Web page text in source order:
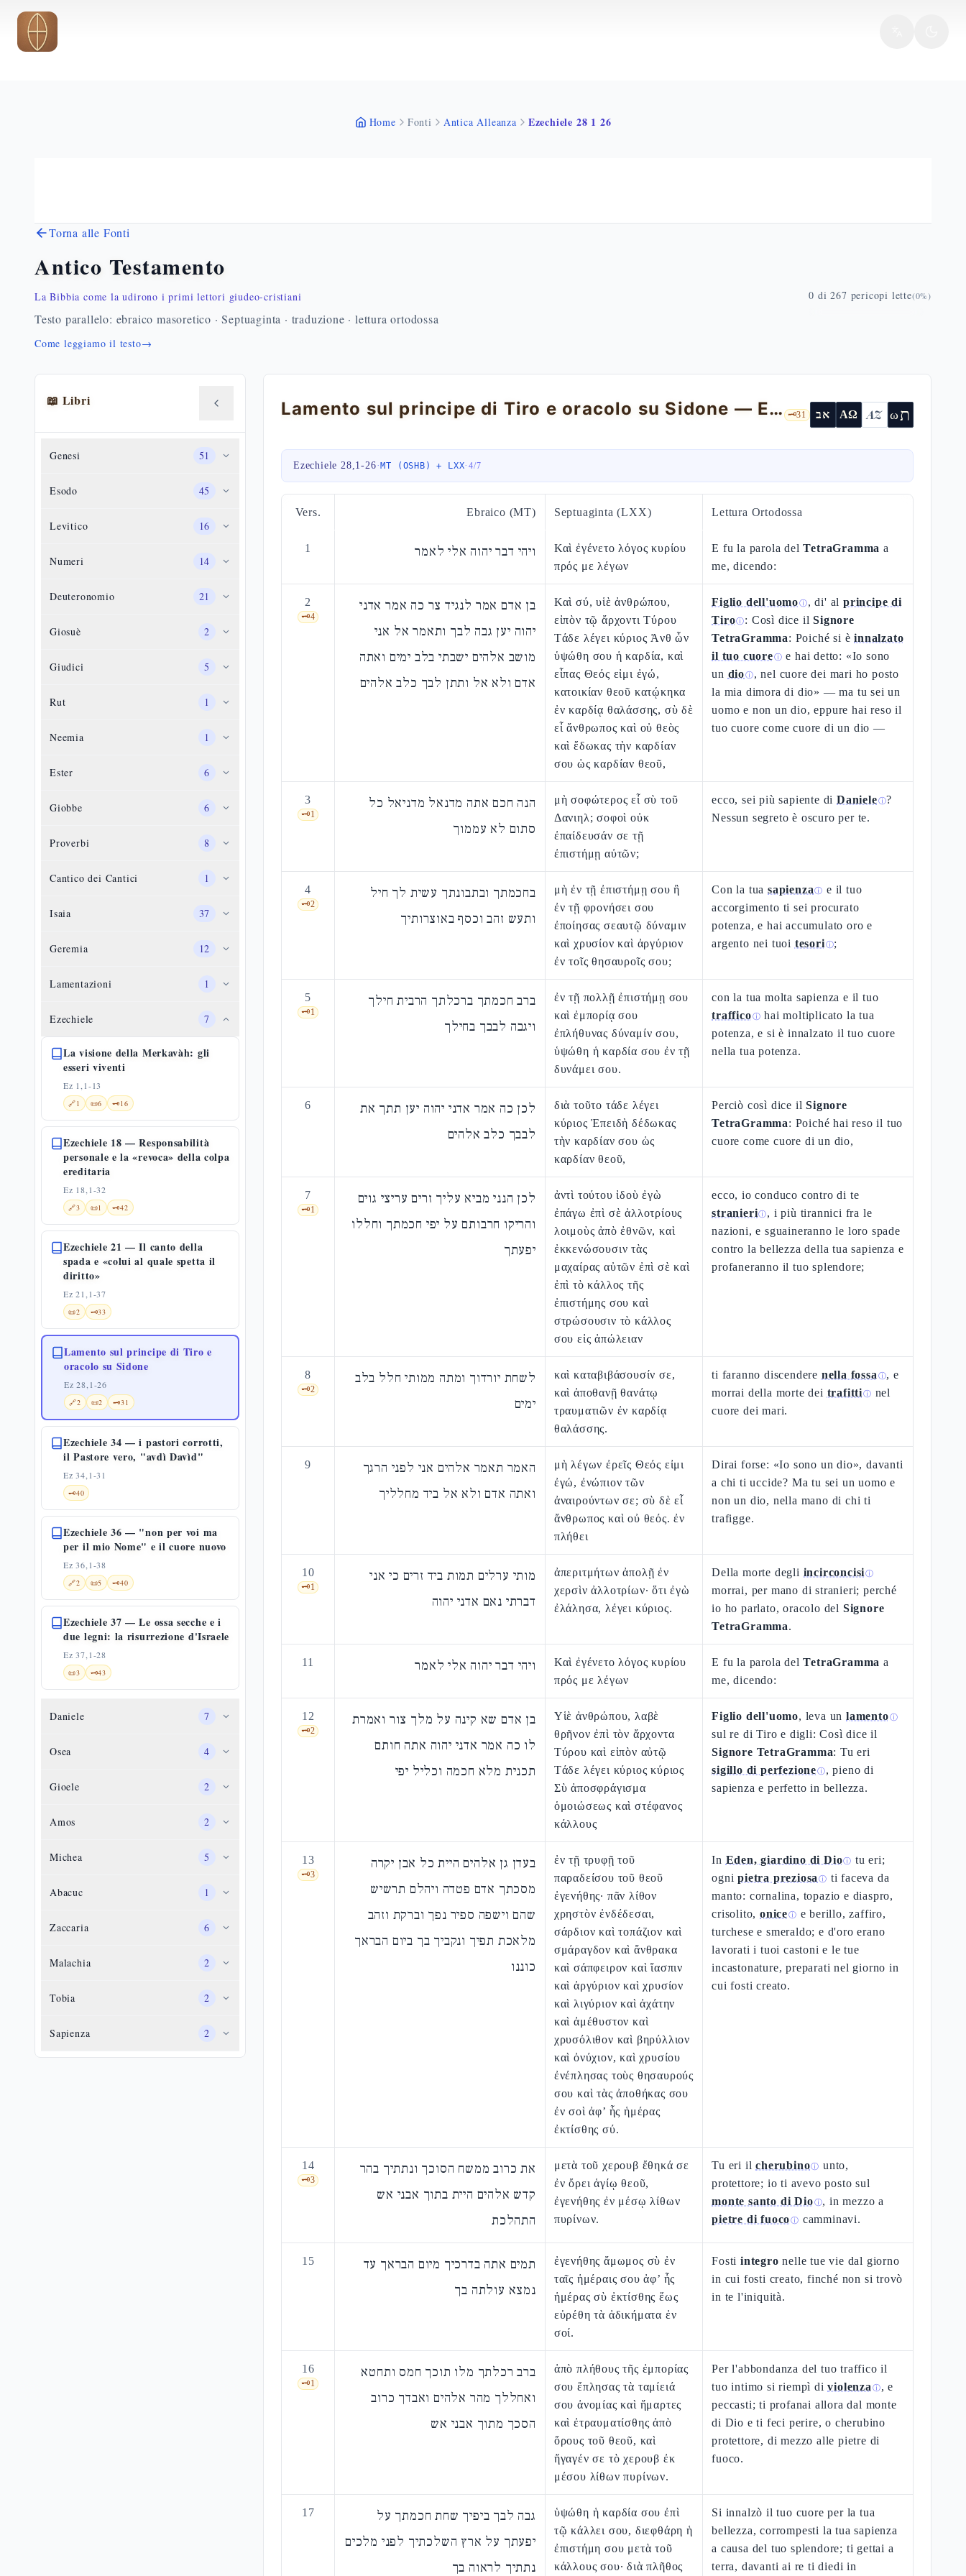
Vai al contenuto principale
Home Fonti Antica Alleanza Ezechiele 28 1 26
Torna alle Fonti
Antico Testamento
La Bibbia come la udirono i primi lettori giudeo-cristiani
Testo parallelo: ebraico masoretico · Septuaginta · traduzione · lettura ortodossa
Come leggiamo il testo→
0 di 267 pericopi lette(0%)
📖 Libri
Genesi 51
Esodo 45
Levitico 16
Numeri 14
Deuteronomio 21
Giosuè 2
Giudici 5
Rut 1
Neemia 1
Ester 6
Giobbe 6
Proverbi 8
Cantico dei Cantici 1
Isaia 37
Geremia 12
Lamentazioni 1
Ezechiele 7
La visione della Merkavàh: gli
esseri viventi
Ez 1,1-13
🔗1 📜6 🗝️16
Ezechiele 18 — Responsabilità
personale e la «revoca» della colpa
ereditaria
Ez 18,1-32
🔗3 📜1 🗝️42
Ezechiele 21 — Il canto della
spada e «colui al quale spetta il
diritto»
Ez 21,1-37
📜2 🗝️33
Lamento sul principe di Tiro e
oracolo su Sidone
Ez 28,1-26
🔗2 📜2 🗝️31
Ezechiele 34 — i pastori corrotti,
il Pastore vero, "avdì Davìd"
Ez 34,1-31
🗝️40
Ezechiele 36 — "non per voi ma
per il mio Nome" e il cuore nuovo
Ez 36,1-38
🔗2 📜5 🗝️40
Ezechiele 37 — Le ossa secche e i
due legni: la risurrezione d'Israele
Ez 37,1-28
📜3 🗝️43
Daniele 7
Osea 4
Gioele 2
Amos 2
Michea 5
Abacuc 1
Zaccaria 6
Malachia 2
Tobia 2
Sapienza 2
Lamento sul principe di Tiro e oracolo su Sidone — Ez 28,1-26 🗝️31 אב ΑΩ AZ ωת
Ezechiele 28,1-26·MT (OSHB) + LXX·4/7
Vers. Ebraico (MT) Septuaginta (LXX) Lettura Ortodossa
1 ויהי דבר יהוה אלי לאמר
Καὶ ἐγένετο λόγος κυρίου
πρός με λέγων
E fu la parola delTetraGramma a
me, dicendo:
2
🗝️4
בן אדם אמר לנגיד צר כה אמר אדני
יהוה יען גבה לבך ותאמר אל אני
מושב אלהים ישבתי בלב ימים ואתה
אדם ולא אל ותתן לבך כלב אלהים
Καὶ σύ, υἱὲ ἀνθρώπου,
εἰπὸν τῷ ἄρχοντι Τύρου
Τάδε λέγει κύριος Ἀνθ ὧν
ὑψώθη σου ἡ καρδία, καὶ
εἶπας Θεός εἰμι ἐγώ,
κατοικίαν θεοῦ κατῴκηκα
ἐν καρδίᾳ θαλάσσης, σὺ δὲ
εἶ ἄνθρωπος καὶ οὐ θεὸς
καὶ ἔδωκας τὴν καρδίαν
σου ὡς καρδίαν θεοῦ,
Figlio dell'uomoⓘ, di' alprincipe di
Tiroⓘ: Così dice ilSignore
TetraGramma: Poiché si èinnalzato
il tuo cuoreⓘ e hai detto: «Io sono
un dioⓘ, nel cuore dei mari ho posto
la mia dimora di dio» — ma tu sei un
uomo e non un dio, eppure hai reso il
tuo cuore come cuore di un dio —
3
🗝️1
הנה חכם אתה מדנאל מדניאל כל
סתום לא עממוך
μὴ σοφώτερος εἶ σὺ τοῦ
Δανιηλ; σοφοὶ οὐκ
ἐπαίδευσάν σε τῇ
ἐπιστήμῃ αὐτῶν;
ecco, sei più sapiente diDanieleⓘ?
Nessun segreto è oscuro per te.
4
🗝️2
בחכמתך ובתבונתך עשית לך חיל
ותעש זהב וכסף באוצרותיך
μὴ ἐν τῇ ἐπιστήμῃ σου ἢ
ἐν τῇ φρονήσει σου
ἐποίησας σεαυτῷ δύναμιν
καὶ χρυσίον καὶ ἀργύριον
ἐν τοῖς θησαυροῖς σου;
Con la tuasapienza ⓘ e il tuo
accorgimento ti sei procurato
potenza, e hai accumulato oro e
argento nei tuoi tesoriⓘ;
5
🗝️1
ברב חכמתך ברכלתך הרבית חילך
ויגבה לבבך בחילך
ἐν τῇ πολλῇ ἐπιστήμῃ σου
καὶ ἐμπορίᾳ σου
ἐπλήθυνας δύναμίν σου,
ὑψώθη ἡ καρδία σου ἐν τῇ
δυνάμει σου.
con la tua molta sapienza e il tuo
trafficoⓘ hai moltiplicato la tua
potenza, e si è innalzato il tuo cuore
nella tua potenza.
6
לכן כה אמר אדני יהוה יען תתך את
לבבך כלב אלהים
διὰ τοῦτο τάδε λέγει
κύριος Ἐπειδὴ δέδωκας
τὴν καρδίαν σου ὡς
καρδίαν θεοῦ,
Perciò così dice ilSignore
TetraGramma: Poiché hai reso il tuo
cuore come cuore di un dio,
7
🗝️1
לכן הנני מביא עליך זרים עריצי גוים
והריקו חרבותם על יפי חכמתך וחללו
יפעתך
ἀντὶ τούτου ἰδοὺ ἐγὼ
ἐπάγω ἐπὶ σὲ ἀλλοτρίους
λοιμοὺς ἀπὸ ἐθνῶν, καὶ
ἐκκενώσουσιν τὰς
μαχαίρας αὐτῶν ἐπὶ σὲ καὶ
ἐπὶ τὸ κάλλος τῆς
ἐπιστήμης σου καὶ
στρώσουσιν τὸ κάλλος
σου εἰς ἀπώλειαν
ecco, io conduco contro di te
stranieriⓘ, i più tirannici fra le
nazioni, e sguaineranno le loro spade
contro la bellezza della tua sapienza e
profaneranno il tuo splendore;
8
🗝️2
לשחת יורדוך ומתה ממותי חלל בלב
ימים
καὶ καταβιβάσουσίν σε,
καὶ ἀποθανῇ θανάτῳ
τραυματιῶν ἐν καρδίᾳ
θαλάσσης.
ti faranno discendere nella fossa ⓘ, e
morrai della morte dei trafittiⓘ nel
cuore dei mari.
9
האמר תאמר אלהים אני לפני הרגך
ואתה אדם ולא אל ביד מחלליך
μὴ λέγων ἐρεῖς Θεός εἰμι
ἐγώ, ἐνώπιον τῶν
ἀναιρούντων σε; σὺ δὲ εἶ
ἄνθρωπος καὶ οὐ θεός. ἐν
πλήθει
Dirai forse: «Io sono un dio», davanti
a chi ti uccide? Ma tu sei un uomo e
non un dio, nella mano di chi ti
trafigge.
10
🗝️1
מותי ערלים תמות ביד זרים כי אני
דברתי נאם אדני יהוה
ἀπεριτμήτων ἀπολῇ ἐν
χερσὶν ἀλλοτρίων· ὅτι ἐγὼ
ἐλάλησα, λέγει κύριος.
Della morte degli incirconcisiⓘ
morrai, per mano di stranieri; perché
io ho parlato, oracolo del Signore
TetraGramma.
11 ויהי דבר יהוה אלי לאמר
Καὶ ἐγένετο λόγος κυρίου
πρός με λέγων
E fu la parola delTetraGramma a
me, dicendo:
12
🗝️2
בן אדם שא קינה על מלך צור ואמרת
לו כה אמר אדני יהוה אתה חותם
תכנית מלא חכמה וכליל יפי
Υἱὲ ἀνθρώπου, λαβὲ
θρῆνον ἐπὶ τὸν ἄρχοντα
Τύρου καὶ εἰπὸν αὐτῷ
Τάδε λέγει κύριος κύριος
Σὺ ἀποσφράγισμα
ὁμοιώσεως καὶ στέφανος
κάλλους
Figlio dell'uomo, leva unlamentoⓘ
sul re di Tiro e digli: Così dice il
Signore TetraGramma: Tu eri
sigillo di perfezioneⓘ, pieno di
sapienza e perfetto in bellezza.
13
🗝️3
בעדן גן אלהים היית כל אבן יקרה
מסכתך אדם פטדה ויהלם תרשיש
שהם וישפה ספיר נפך וברקת וזהב
מלאכת תפיך ונקביך בך ביום הבראך
כוננו
ἐν τῇ τρυφῇ τοῦ
παραδείσου τοῦ θεοῦ
ἐγενήθης· πᾶν λίθον
χρηστὸν ἐνδέδεσαι,
σάρδιον καὶ τοπάζιον καὶ
σμάραγδον καὶ ἄνθρακα
καὶ σάπφειρον καὶ ἴασπιν
καὶ ἀργύριον καὶ χρυσίον
καὶ λιγύριον καὶ ἀχάτην
καὶ ἀμέθυστον καὶ
χρυσόλιθον καὶ βηρύλλιον
καὶ ὀνύχιον, καὶ χρυσίου
ἐνέπλησας τοὺς θησαυρούς
σου καὶ τὰς ἀποθήκας σου
ἐν σοὶ ἀφ’ ἧς ἡμέρας
ἐκτίσθης σύ.
In Eden, giardino di Dioⓘ tu eri;
ognipietra preziosa ⓘ ti faceva da
manto: cornalina, topazio e diaspro,
crisolito,oniceⓘ e berillo, zaffiro,
turchese e smeraldo; e d'oro erano
lavorati i tuoi castoni e le tue
incastonature, preparati nel giorno in
cui fosti creato.
14
🗝️3
את כרוב ממשח הסוכך ונתתיך בהר
קדש אלהים היית בתוך אבני אש
התהלכת
μετὰ τοῦ χερουβ ἔθηκά σε
ἐν ὄρει ἁγίῳ θεοῦ,
ἐγενήθης ἐν μέσῳ λίθων
πυρίνων.
Tu eri ilcherubinoⓘ unto,
protettore; io ti avevo posto sul
monte santo di Dioⓘ, in mezzo a
pietre di fuocoⓘ camminavi.
15
תמים אתה בדרכיך מיום הבראך עד
נמצא עולתה בך
ἐγενήθης ἄμωμος σὺ ἐν
ταῖς ἡμέραις σου ἀφ’ ἧς
ἡμέρας σὺ ἐκτίσθης ἕως
εὑρέθη τὰ ἀδικήματα ἐν
σοί.
Fostiintegro nelle tue vie dal giorno
in cui fosti creato, finché non si trovò
in te l'iniquità.
16
🗝️1
ברב רכלתך מלו תוכך חמס ותחטא
ואחללך מהר אלהים ואבדך כרוב
הסכך מתוך אבני אש
ἀπὸ πλήθους τῆς ἐμπορίας
σου ἔπλησας τὰ ταμίειά
σου ἀνομίας καὶ ἥμαρτες
καὶ ἐτραυματίσθης ἀπὸ
ὄρους τοῦ θεοῦ, καὶ
ἤγαγέν σε τὸ χερουβ ἐκ
μέσου λίθων πυρίνων.
Per l'abbondanza del tuo traffico il
tuo intimo si riempì diviolenza ⓘ, e
peccasti; ti profanai allora dal monte
di Dio e ti feci perire, o cherubino
protettore, di mezzo alle pietre di
fuoco.
17
גבה לבך ביפיך שחת חכמתך על
יפעתך על ארץ השלכתיך לפני מלכים
נתתיך לראוה בך
ὑψώθη ἡ καρδία σου ἐπὶ
τῷ κάλλει σου, διεφθάρη ἡ
ἐπιστήμη σου μετὰ τοῦ
κάλλους σου· διὰ πλῆθος
Si innalzò il tuo cuore per la tua
bellezza, corrompesti la tua sapienza
a causa del tuo splendore; ti gettai a
terra, davanti ai re ti diedi in